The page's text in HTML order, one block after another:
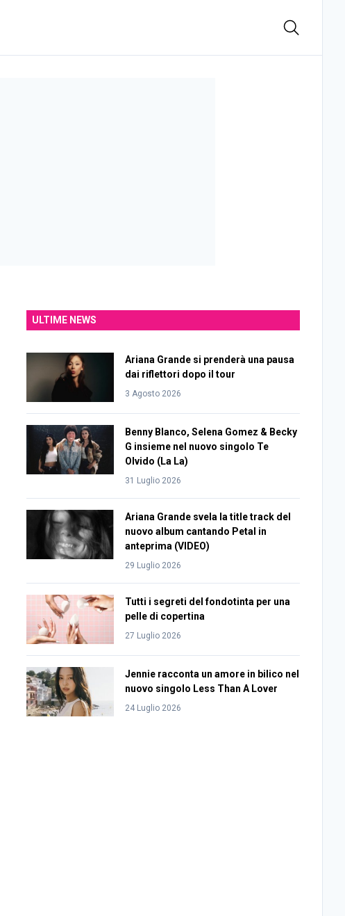
ULTIME NEWS
Ariana Grande si prenderà una pausa
dai riflettori dopo il tour
3 Agosto 2026
Benny Blanco, Selena Gomez & Becky
G insieme nel nuovo singolo Te
Olvido (La La)
31 Luglio 2026
Ariana Grande svela la title track del
nuovo album cantando Petal in
anteprima (VIDEO)
29 Luglio 2026
Tutti i segreti del fondotinta per una
pelle di copertina
27 Luglio 2026
Jennie racconta un amore in bilico nel
nuovo singolo Less Than A Lover
24 Luglio 2026